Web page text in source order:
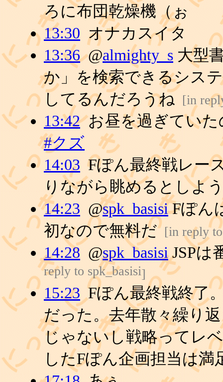
ろに布団乾燥機（ぉ
13:30 オナカスイタ
13:36 @almighty_s 大型
か」を検索できるシス
してるんだろうね [in
13:42 お昼を過ぎてい
#クズ
14:03 Fぽん最終戦レー
りながら眺めるとしよ
14:23 @spk_basisiFぽん
初なので無料だ[in reply
14:28 @spk_basisiJSPは
reply to spk_basisi]
15:23 Fぽん最終戦終了
だった。去年散々繰り
じゃないし戦略ってレ
したFぽん企画担当は